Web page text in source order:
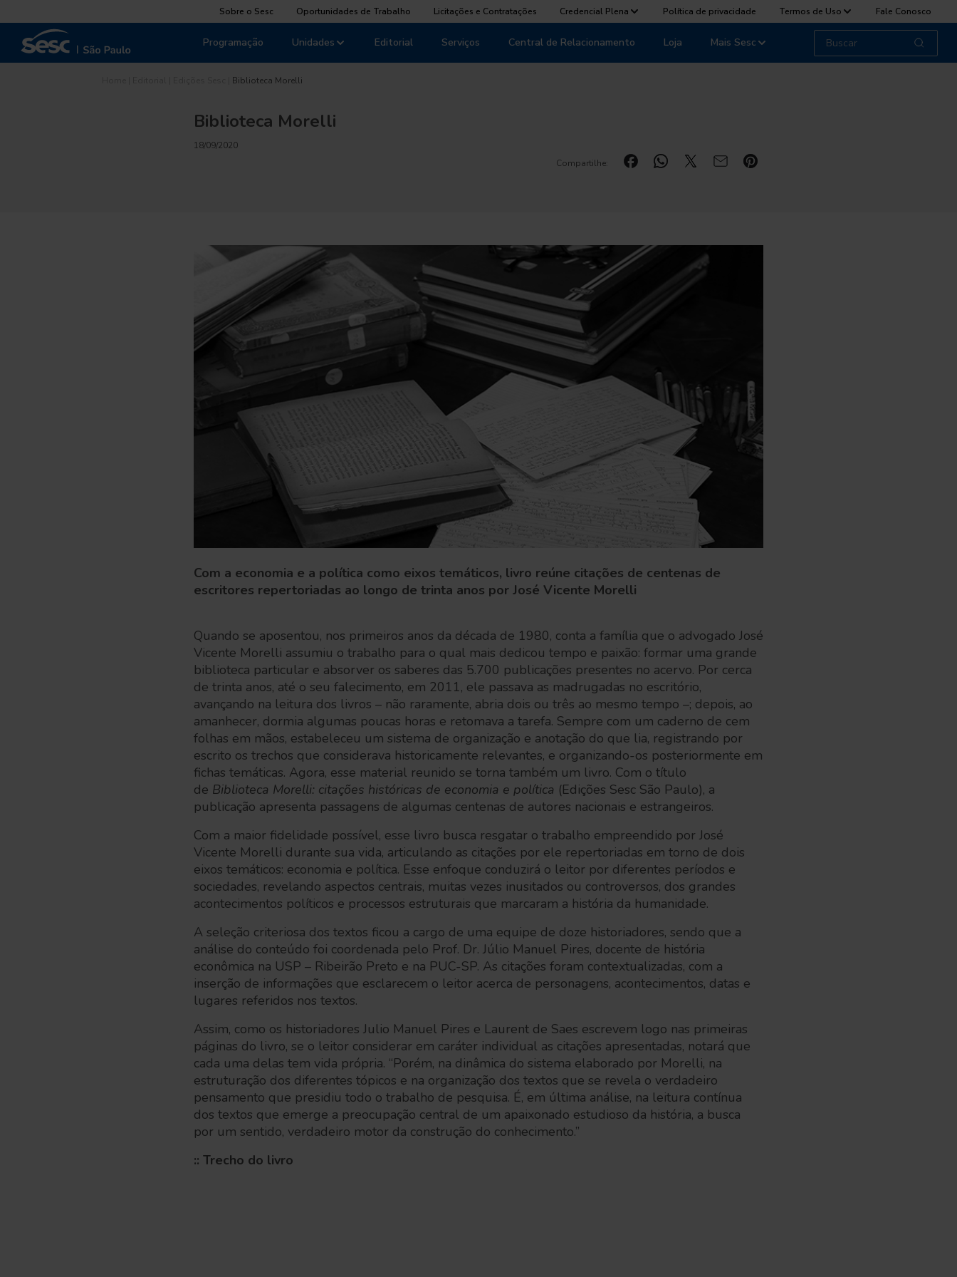
Sobre o Sesc Oportunidades de Trabalho Licitações e Contratações Credencial Plena Política de privacidade Termos de Uso Fale Conosco
Unidades
Programação Editorial Serviços Central de Relacionamento Loja Mais Sesc
Biblioteca Morelli
Biblioteca Morelli
18/09/2020
Compartilhe:
Com a economia e a política como eixos temáticos, livro reúne citações de centenas de
escritores repertoriadas ao longo de trinta anos por José Vicente Morelli
Quando se aposentou, nos primeiros anos da década de 1980, conta a família que o advogado José
Vicente Morelli assumiu o trabalho para o qual mais dedicou tempo e paixão: formar uma grande
biblioteca particular e absorver os saberes das 5.700 publicações presentes no acervo. Por cerca
de trinta anos, até o seu falecimento, em 2011, ele passava as madrugadas no escritório,
avançando na leitura dos livros – não raramente, abria dois ou três ao mesmo tempo –; depois, ao
amanhecer, dormia algumas poucas horas e retomava a tarefa. Sempre com um caderno de cem
folhas em mãos, estabeleceu um sistema de organização e anotação do que lia, registrando por
escrito os trechos que considerava historicamente relevantes, e organizando-os posteriormente em
fichas temáticas. Agora, esse material reunido se torna também um livro. Com o título
de Biblioteca Morelli: citações históricas de economia e política (Edições Sesc São Paulo), a
publicação apresenta passagens de algumas centenas de autores nacionais e estrangeiros.
Com a maior fidelidade possível, esse livro busca resgatar o trabalho empreendido por José
Vicente Morelli durante sua vida, articulando as citações por ele repertoriadas em torno de dois
eixos temáticos: economia e política. Esse enfoque conduzirá o leitor por diferentes períodos e
sociedades, revelando aspectos centrais, muitas vezes inusitados ou controversos, dos grandes
acontecimentos políticos e processos estruturais que marcaram a história da humanidade.
A seleção criteriosa dos textos ficou a cargo de uma equipe de doze historiadores, sendo que a
análise do conteúdo foi coordenada pelo Prof. Dr. Júlio Manuel Pires, docente de história
econômica na USP – Ribeirão Preto e na PUC-SP. As citações foram contextualizadas, com a
inserção de informações que esclarecem o leitor acerca de personagens, acontecimentos, datas e
lugares referidos nos textos.
Assim, como os historiadores Julio Manuel Pires e Laurent de Saes escrevem logo nas primeiras
páginas do livro, se o leitor considerar em caráter individual as citações apresentadas, notará que
cada uma delas tem vida própria. “Porém, na dinâmica do sistema elaborado por Morelli, na
estruturação dos diferentes tópicos e na organização dos textos que se revela o verdadeiro
pensamento que presidiu todo o trabalho de pesquisa. É, em última análise, na leitura contínua
dos textos que emerge a preocupação central de um apaixonado estudioso da história, a busca
por um sentido, verdadeiro motor da construção do conhecimento.”
:: Trecho do livro